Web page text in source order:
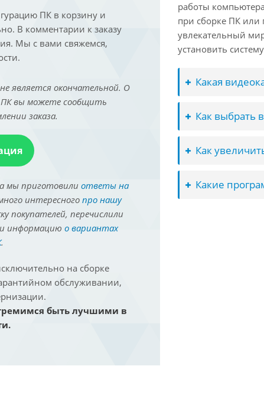
ПК в корзину и
В комментарии к заказу
Мы с вами свяжемся,
является окончательной. О
ПК вы можете сообщить
заказа.
мы приготовили ответы на
интересного про нашу
покупателей, перечислили
информацию о вариантах
.
на сборке
обслуживании,
быть лучшими в
работы
при сборке ПК или
увлекательный
установить
Какая
Как выбрать
Как
Какие